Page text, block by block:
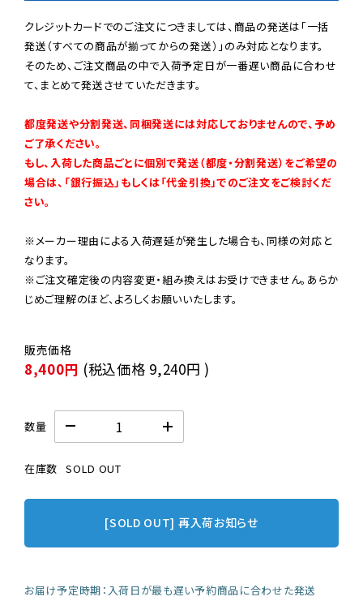
クレジットカードでのご注文につきましては、商品の発送は「一括
発送（すべての商品が揃ってからの発送）」のみ対応となります。
そのため、ご注文商品の中で入荷予定日が一番遅い商品に合わせ
て、まとめて発送させていただきます。
都度発送や分割発送、同梱発送には対応しておりませんので、予め
ご了承ください。
もし、入荷した商品ごとに個別で発送（都度・分割発送）をご希望の
場合は、「銀行振込」もしくは「代金引換」でのご注文をご検討くだ
さい。
※メーカー理由による入荷遅延が発生した場合も、同様の対応と
なります。
※ご注文確定後の内容変更・組み換えはお受けできません。あらか
じめご理解のほど、よろしくお願いいたします。
8,400円 (税込価格 9,240円 )
数量
在庫数 SOLD OUT
[SOLD OUT] 再入荷お知らせ
お届け予定時期：入荷日が最も遅い予約商品に合わせた発送